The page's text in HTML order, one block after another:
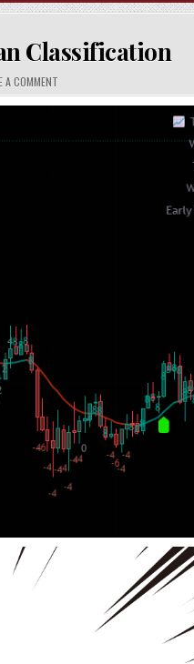
Classification
A COMMENT